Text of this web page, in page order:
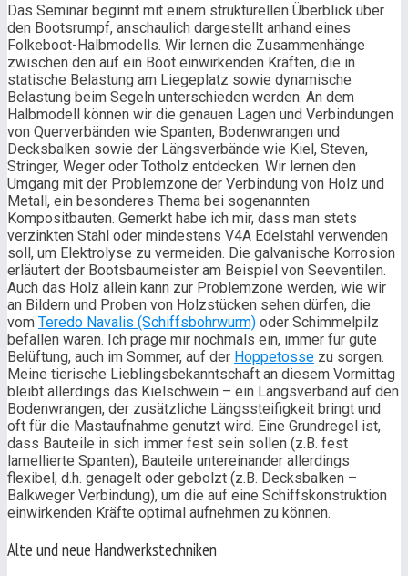
Das Seminar beginnt mit einem strukturellen Überblick über
den Bootsrumpf, anschaulich dargestellt anhand eines
Folkeboot-Halbmodells. Wir lernen die Zusammenhänge
zwischen den auf ein Boot einwirkenden Kräften, die in
statische Belastung am Liegeplatz sowie dynamische
Belastung beim Segeln unterschieden werden. An dem
Halbmodell können wir die genauen Lagen und Verbindungen
von Querverbänden wie Spanten, Bodenwrangen und
Decksbalken sowie der Längsverbände wie Kiel, Steven,
Stringer, Weger oder Totholz entdecken. Wir lernen den
Umgang mit der Problemzone der Verbindung von Holz und
Metall, ein besonderes Thema bei sogenannten
Kompositbauten. Gemerkt habe ich mir, dass man stets
verzinkten Stahl oder mindestens V4A Edelstahl verwenden
soll, um Elektrolyse zu vermeiden. Die galvanische Korrosion
erläutert der Bootsbaumeister am Beispiel von Seeventilen.
Auch das Holz allein kann zur Problemzone werden, wie wir
an Bildern und Proben von Holzstücken sehen dürfen, die
vom Teredo Navalis (Schiffsbohrwurm) oder Schimmelpilz
befallen waren. Ich präge mir nochmals ein, immer für gute
Belüftung, auch im Sommer, auf der Hoppetosse zu sorgen.
Meine tierische Lieblingsbekanntschaft an diesem Vormittag
bleibt allerdings das Kielschwein – ein Längsverband auf den
Bodenwrangen, der zusätzliche Längssteifigkeit bringt und
oft für die Mastaufnahme genutzt wird. Eine Grundregel ist,
dass Bauteile in sich immer fest sein sollen (z.B. fest
lamellierte Spanten), Bauteile untereinander allerdings
flexibel, d.h. genagelt oder gebolzt (z.B. Decksbalken –
Balkweger Verbindung), um die auf eine Schiffskonstruktion
einwirkenden Kräfte optimal aufnehmen zu können.
Alte und neue Handwerkstechniken